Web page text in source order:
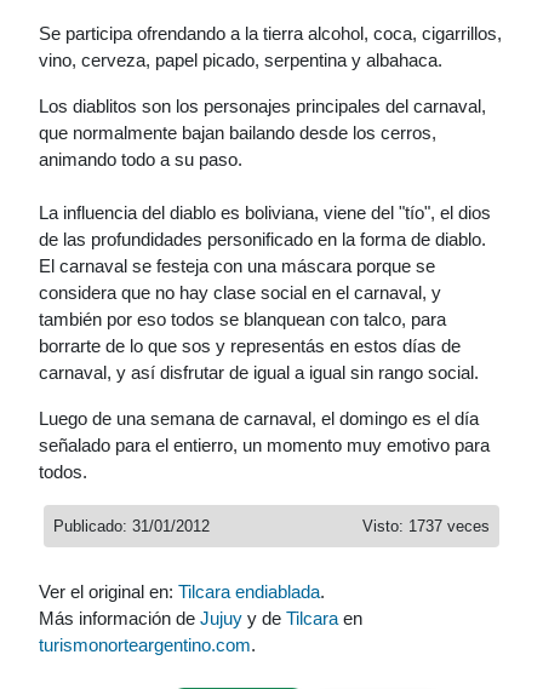
Se participa ofrendando a la tierra alcohol, coca, cigarrillos,
vino, cerveza, papel picado, serpentina y albahaca.
Los diablitos son los personajes principales del carnaval,
que normalmente bajan bailando desde los cerros,
animando todo a su paso.
La influencia del diablo es boliviana, viene del "tío", el dios
de las profundidades personificado en la forma de diablo.
El carnaval se festeja con una máscara porque se
considera que no hay clase social en el carnaval, y
también por eso todos se blanquean con talco, para
borrarte de lo que sos y representás en estos días de
carnaval, y así disfrutar de igual a igual sin rango social.
Luego de una semana de carnaval, el domingo es el día
señalado para el entierro, un momento muy emotivo para
todos.
Visto: 1737 veces
Publicado: 31/01/2012
Ver el original en: Tilcara endiablada.
Más información de Jujuy y de Tilcara en
turismonorteargentino.com.